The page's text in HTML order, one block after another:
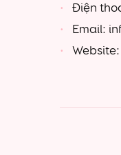
Điện
Email: